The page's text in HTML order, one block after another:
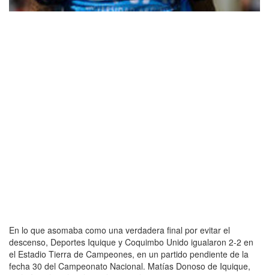
En lo que asomaba como una verdadera final por evitar el
descenso, Deportes Iquique y Coquimbo Unido igualaron 2-2 en
el Estadio Tierra de Campeones, en un partido pendiente de la
fecha 30 del Campeonato Nacional. Matías Donoso de Iquique,